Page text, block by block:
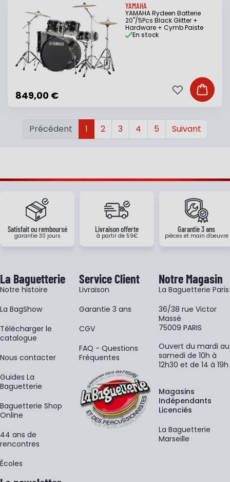
YAMAHA
YAMAHA Rydeen Batterie
20"/5Pcs Black Glitter +
Hardware + Cymb Paiste
849,00 €
En stock
Ajouter
Ajouter à ma
Précédent 1 2 3 4 5 Suivant
Satisfait ou remboursé
garantie 30 jours
Livraison offerte
à partir de 59€
Garantie 3 ans
pièces et main d'oeuvre
La Baguetterie
Notre histoire
La BagShow
​Télécharger le
catalogue
Nous contacter
Guides La
Baguetterie
Baguetterie Shop
Online
44 ans de
rencontres
Écoles
Service Client
Livraison
Garantie 3 ans
CGV
FAQ - Questions
Fréquentes
Notre Magasin
La Baguetterie Paris
36/38 rue Victor
Massé
75009 PARIS
Ouvert du mardi au
samedi de 10h à
12h30 et de 14 à 19h
Magasins
Indépendants
Licenciés
La Baguetterie
Marseille